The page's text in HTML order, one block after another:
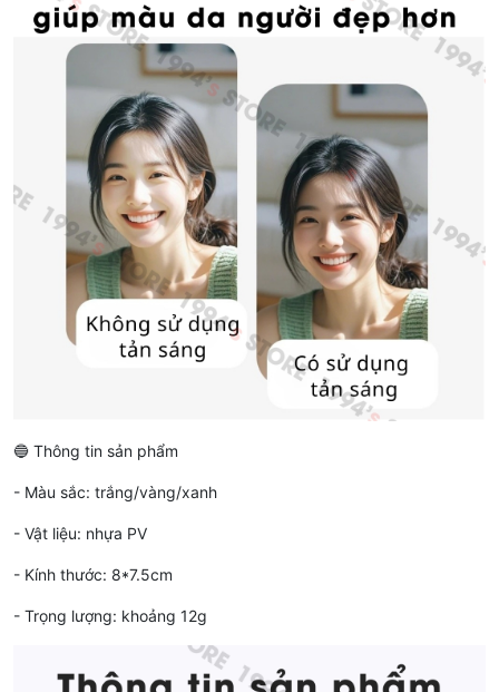
🔵 Thông tin sản phẩm
- Màu sắc: trắng/vàng/xanh
- Vật liệu: nhựa PV
- Kính thước: 8*7.5cm
- Trọng lượng: khoảng 12g